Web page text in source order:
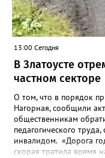
13:00 Сегодня
В Златоусте
частном секторе
О том, что в порядок
Нагорная, сообщили
общественникам
педагогического
инвалидом. «Дорога
скорая тратила время